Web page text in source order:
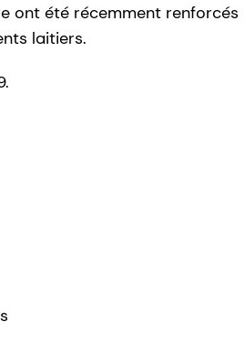
ont été récemment renforcés
laitiers.